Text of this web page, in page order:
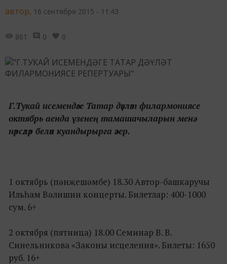
автор, 16 сентября 2015 - 11:43
861 0 0
Г.Тукай исемендәге Татар дәүләт филармониясе
октябрь аенда үзенең тамашачыларын менә
нәрсәләр белән куандырырга әзер.
1 октябрь (пәнҗешәмбе) 18.30 Автор-башкаручы
Ильһам Вәлишин концерты. Билетлар: 400-1000
сум. 6+
2 октября (пятница) 18.00 Семинар В. В.
Синельникова «Законы исцеления». Билеты: 1650
руб. 16+